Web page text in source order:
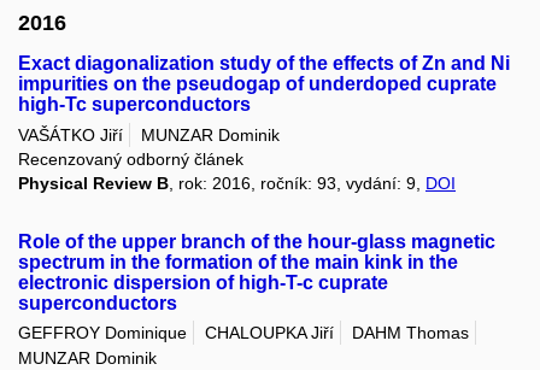
2016
Exact diagonalization study of the effects of Zn and Ni
impurities on the pseudogap of underdoped cuprate
high-Tc superconductors
VAŠÁTKO Jiří
MUNZAR Dominik
Recenzovaný odborný článek
Physical Review B , rok: 2016, ročník: 93, vydání: 9, DOI
Role of the upper branch of the hour-glass magnetic
spectrum in the formation of the main kink in the
electronic dispersion of high-T-c cuprate
superconductors
GEFFROY Dominique CHALOUPKA Jiří
DAHM Thomas
MUNZAR Dominik